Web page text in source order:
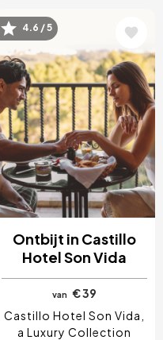
Afbeelding
4.6 / 5
Ontbijt in Castillo
Hotel Son Vida
van
€ 39
Castillo Hotel Son Vida,
a Luxury Collection